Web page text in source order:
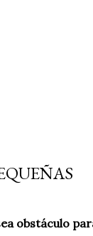
obstáculo